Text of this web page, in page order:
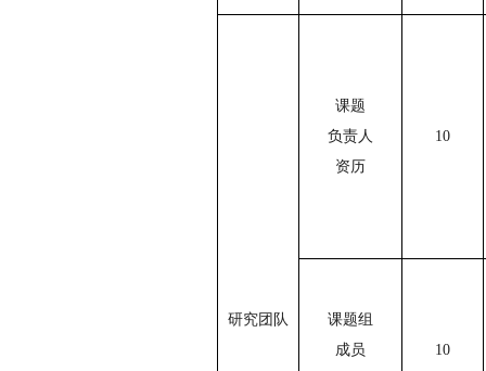
研究团队
课题
负责人
资历
10
课题组
成员
10